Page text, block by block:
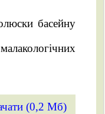
басейну
(0,2 Мб)